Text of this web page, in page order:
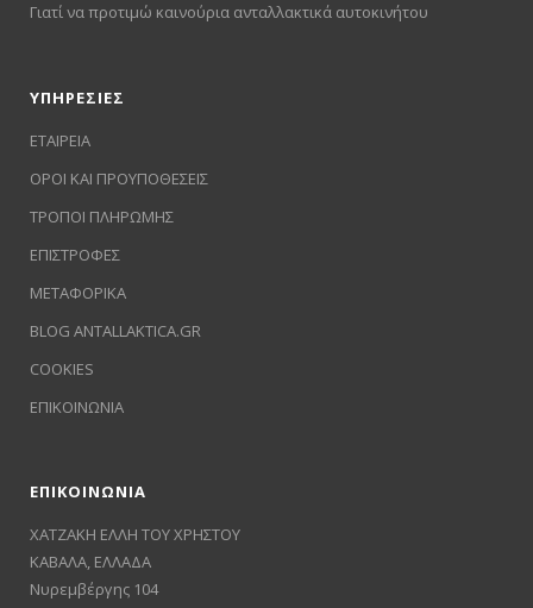
Γιατί να προτιμώ καινούρια ανταλλακτικά αυτοκινήτου
ΥΠΗΡΕΣΙΕΣ
ΕΤΑΙΡΕΙΑ
ΟΡΟΙ ΚΑΙ ΠΡΟΥΠΟΘΕΣΕΙΣ
ΤΡΟΠΟΙ ΠΛΗΡΩΜΗΣ
ΕΠΙΣΤΡΟΦΕΣ
ΜΕΤΑΦΟΡΙΚΑ
BLOG ANTALLAKTICA.GR
COOKIES
ΕΠΙΚΟΙΝΩΝΙΑ
ΕΠΙΚΟΙΝΩΝΙΑ
ΧΑΤΖΑΚΗ ΕΛΛΗ ΤΟΥ ΧΡΗΣΤΟΥ
ΚΑΒΑΛΑ, ΕΛΛΑΔΑ
Νυρεμβέργης 104